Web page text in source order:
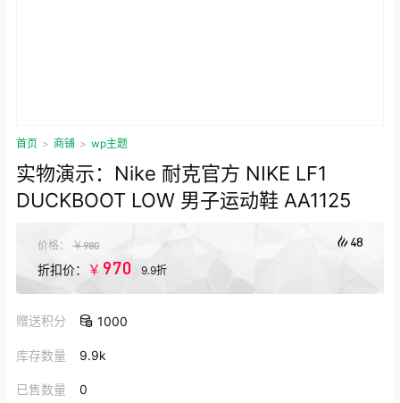
首页 > 商铺 > wp主题
实物演示：Nike 耐克官方 NIKE LF1
DUCKBOOT LOW 男子运动鞋 AA1125
价格： ￥980
折扣价： ￥ 970 9.9折
48
赠送积分 1000
库存数量 9.9k
已售数量 0